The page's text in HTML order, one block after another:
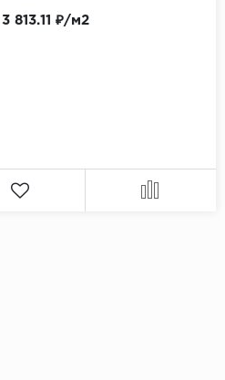
3 813.11 ₽/м2